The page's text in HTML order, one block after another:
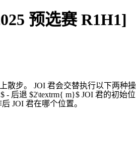
预选赛 R1H1]
散步。 JOI 君会交替执行以下两种操
- 后退 $2\textrm{ m}$ JOI 君的初始位
JOI 君在哪个位置。